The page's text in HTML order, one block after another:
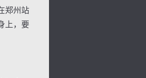
郑州站
上，要